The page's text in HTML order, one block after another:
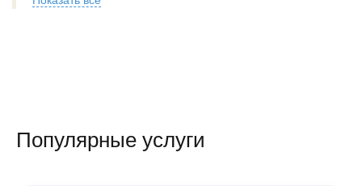
Популярные услуги